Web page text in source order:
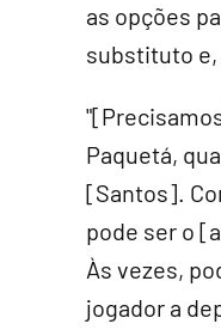
as opções
substituto e,
Paquetá,
[Santos].
pode ser o
Às vezes,
jogador a